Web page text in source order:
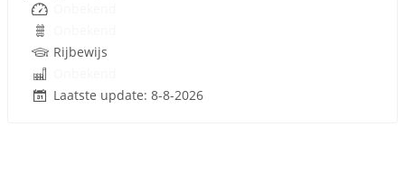
Rijbewijs
Laatste update: 8-8-2026